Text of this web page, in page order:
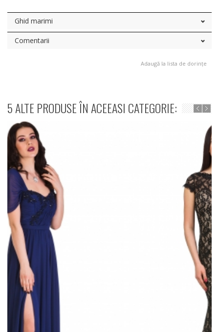
Ghid marimi
Comentarii
Adaugă la lista de dorințe
5 ALTE PRODUSE ÎN ACEEASI CATEGORIE: